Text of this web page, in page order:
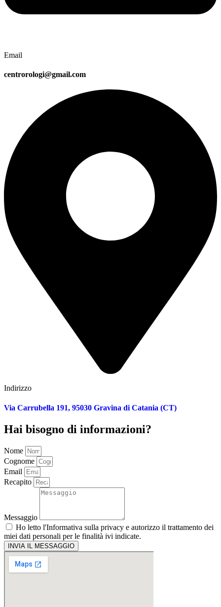
Email
centrorologi@gmail.com
Indirizzo
Via Carrubella 191, 95030 Gravina di Catania (CT)
Hai bisogno di informazioni?
Nome
Cognome
Email
Recapito
Messaggio
Ho letto l'Informativa sulla privacy e autorizzo il trattamento dei
miei dati personali per le finalità ivi indicate.
INVIA IL MESSAGGIO